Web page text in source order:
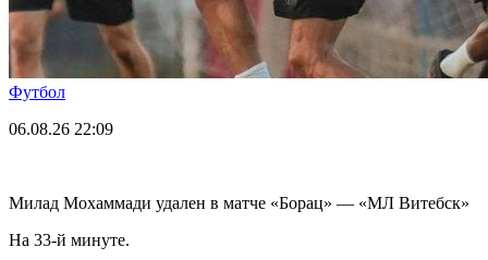
Футбол
06.08.26 22:09
Милад Мохаммади удален в матче «Борац» — «МЛ Витебск»
На 33-й минуте.